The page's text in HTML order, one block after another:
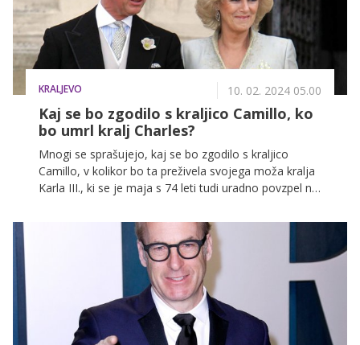
KRALJEVO 10. 02. 2024 05.00
Kaj se bo zgodilo s kraljico Camillo, ko
bo umrl kralj Charles?
Mnogi se sprašujejo, kaj se bo zgodilo s kraljico
Camillo, v kolikor bo ta preživela svojega moža kralja
Karla III., ki se je maja s 74 leti tudi uradno povzpel na
sledili njegovi smrti.